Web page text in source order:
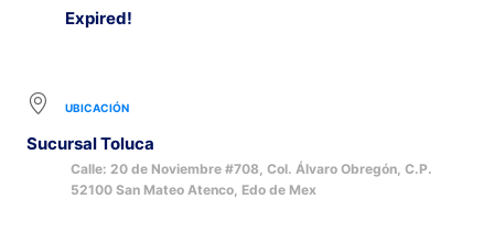
Expired!
UBICACIÓN
Sucursal Toluca
Calle: 20 de Noviembre #708, Col. Álvaro Obregón, C.P.
52100 San Mateo Atenco, Edo de Mex